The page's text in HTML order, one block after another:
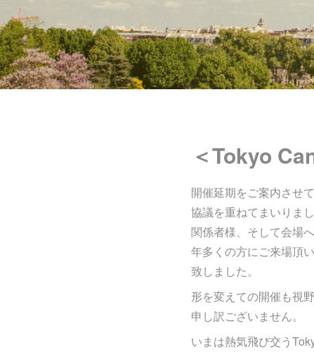
＜Tokyo
開催延期をご案内させ
協議を重ねてまいりま
関係者様、そして会場
年多くの方にご来場頂
致しました。
形を変えての開催も視
申し訳ございません。
いまは熱気飛び交う